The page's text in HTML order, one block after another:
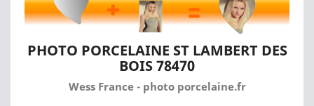
PHOTO PORCELAINE ST LAMBERT DES
BOIS 78470
Wess France - photo porcelaine.fr